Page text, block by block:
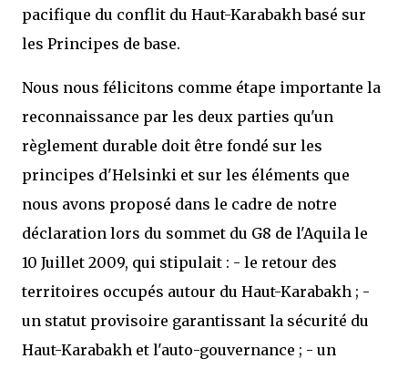
pacifique du conflit du Haut-Karabakh basé sur
les Principes de base.
Nous nous félicitons comme étape importante la
reconnaissance par les deux parties qu'un
règlement durable doit être fondé sur les
principes d'Helsinki et sur les éléments que
nous avons proposé dans le cadre de notre
déclaration lors du sommet du G8 de l'Aquila le
10 Juillet 2009, qui stipulait : - le retour des
territoires occupés autour du Haut-Karabakh ; -
un statut provisoire garantissant la sécurité du
Haut-Karabakh et l'auto-gouvernance ; - un